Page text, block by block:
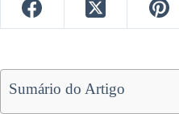
Sumário do Artigo